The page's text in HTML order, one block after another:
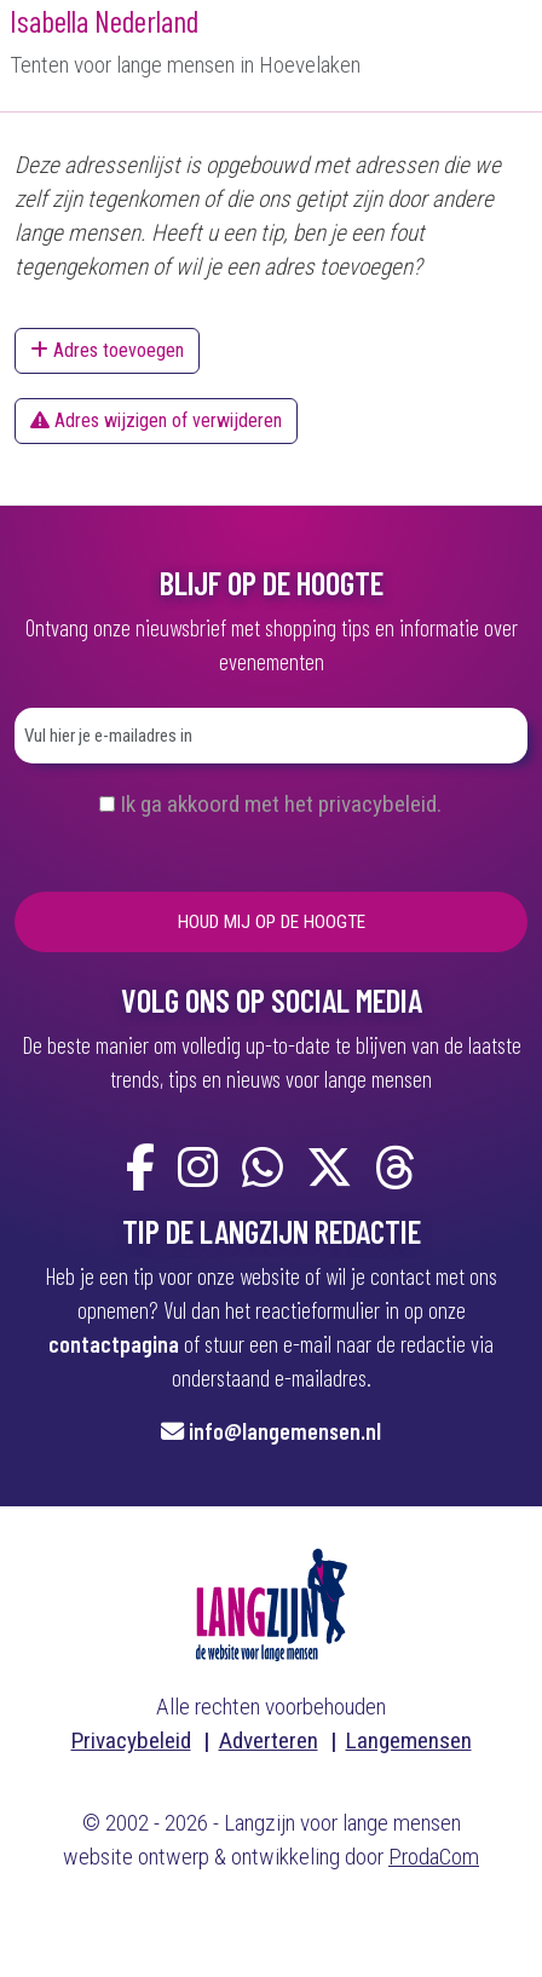
Isabella Nederland
Tenten voor lange mensen in Hoevelaken
Deze adressenlijst is opgebouwd met adressen die we
zelf zijn tegenkomen of die ons getipt zijn door andere
lange mensen. Heeft u een tip, ben je een fout
tegengekomen of wil je een adres toevoegen?
Adres toevoegen
Adres wijzigen of verwijderen
BLIJF OP DE HOOGTE
Ontvang onze nieuwsbrief met shopping tips en informatie over
evenementen
(
e
i
Ik ga akkoord met het privacybeleid.
VOLG ONS OP SOCIAL MEDIA
De beste manier om volledig up-to-date te blijven van de laatste
trends, tips en nieuws voor lange mensen
TIP DE LANGZIJN REDACTIE
Heb je een tip voor onze website of wil je contact met ons
opnemen? Vul dan het reactieformulier in op onze
contactpagina of stuur een e-mail naar de redactie via
onderstaand e-mailadres.
info@langemensen.nl
© 2002 - 2026 - Langzijn voor lange mensen
website ontwerp & ontwikkeling door ProdaCom
Alle rechten voorbehouden
Privacybeleid
Adverteren Langemensen